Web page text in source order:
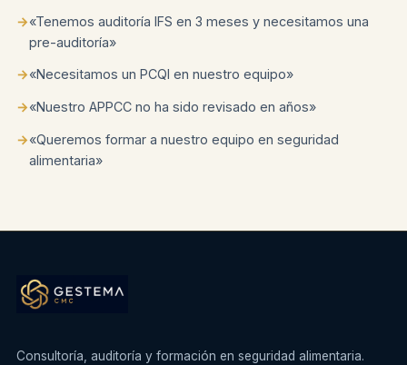
→«Tenemos auditoría IFS en 3 meses y necesitamos una
pre-auditoría»
→«Necesitamos un PCQI en nuestro equipo»
→«Nuestro APPCC no ha sido revisado en años»
→«Queremos formar a nuestro equipo en seguridad
alimentaria»
Consultoría, auditoría y formación en seguridad alimentaria.